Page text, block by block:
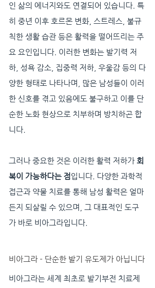
인 삶의 에너지와도 연결되어 있습니다. 특
히 중년 이후 호르몬 변화, 스트레스, 불규
칙한 생활 습관 등은 활력을 떨어뜨리는 주
요 요인입니다. 이러한 변화는 발기력 저
하, 성욕 감소, 집중력 저하, 우울감 등의 다
양한 형태로 나타나며, 많은 남성들이 이러
한 신호를 겪고 있음에도 불구하고 이를 단
순한 노화 현상으로 치부하며 방치하곤 합
니다.
그러나 중요한 것은 이러한 활력 저하가 회
복이 가능하다는 점입니다. 다양한 과학적
접근과 약물 치료를 통해 남성 활력은 얼마
든지 되살릴 수 있으며, 그 대표적인 도구
가 바로 비아그라입니다.
비아그라 - 단순한 발기 유도제가 아닙니다
비아그라는 세계 최초로 발기부전 치료제